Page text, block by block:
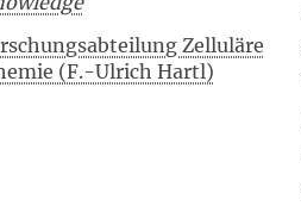
Zelluläre
(F.-Ulrich Hartl)